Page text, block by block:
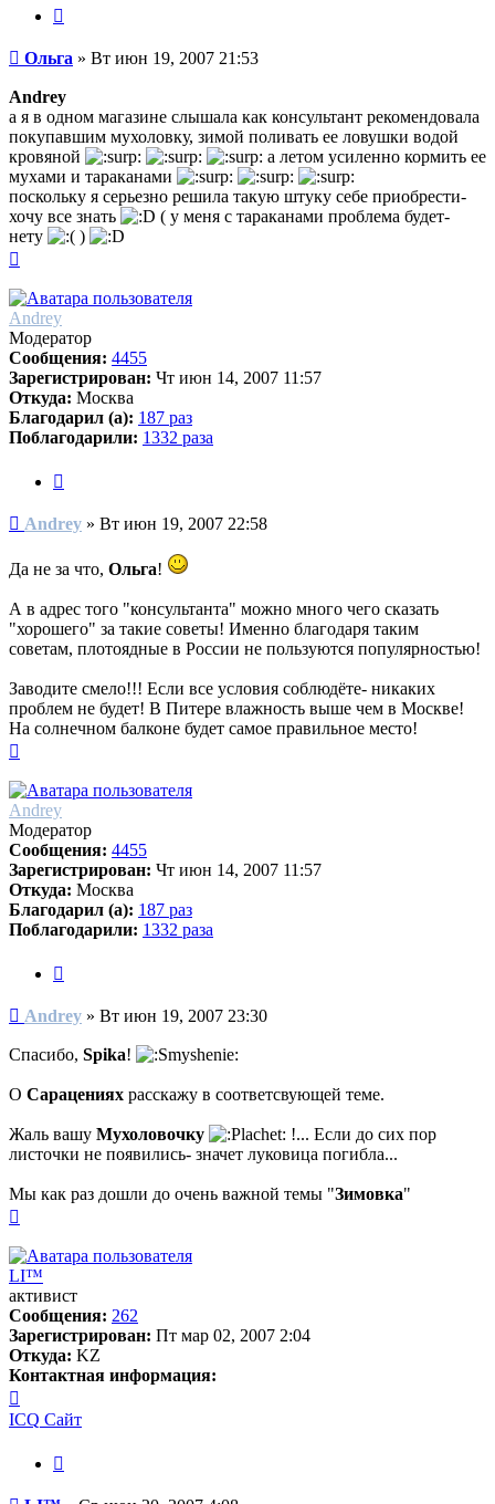
Сообщение
Ольга » Вт июн 19, 2007 21:53
Andrey
а я в одном магазине слышала как консультант рекомендовала
покупавшим мухоловку, зимой поливать ее ловушки водой
кровяной
а летом усиленно кормить ее
мухами и тараканами
поскольку я серьезно решила такую штуку себе приобрести-
хочу все знать
( у меня с тараканами проблема будет-
нету
)
началу
Andrey
Модератор
Сообщения: 4455
Зарегистрирован: Чт июн 14, 2007 11:57
Откуда: Москва
Благодарил (а): 187 раз
Поблагодарили: 1332 раза
Сообщение
Andrey » Вт июн 19, 2007 22:58
Да не за что, Ольга!
А в адрес того "консультанта" можно много чего сказать
"хорошего" за такие советы! Именно благодаря таким
советам, плотоядные в России не пользуются популярностью!
Заводите смело!!! Если все условия соблюдёте- никаких
проблем не будет! В Питере влажность выше чем в Москве!
На солнечном балконе будет самое правильное место!
началу
Andrey
Модератор
Сообщения: 4455
Зарегистрирован: Чт июн 14, 2007 11:57
Откуда: Москва
Благодарил (а): 187 раз
Поблагодарили: 1332 раза
Сообщение
Andrey » Вт июн 19, 2007 23:30
Спасибо, Spika!
О Сарацениях расскажу в соответсвующей теме.
Жаль вашу Мухоловочку
!... Если до сих пор
листочки не появились- значет луковица погибла...
Мы как раз дошли до очень важной темы "Зимовка"
началу
LI™
активист
Сообщения: 262
Зарегистрирован: Пт мар 02, 2007 2:04
Откуда: KZ
Контактная информация:
информация
пользователя
ICQ Сайт